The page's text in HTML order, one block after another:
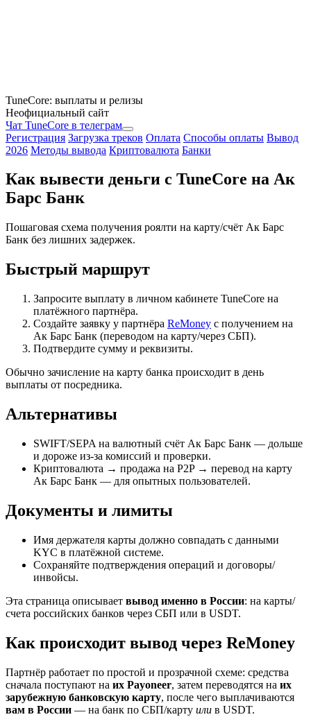
TuneCore: выплаты и релизы
Неофициальный сайт
Чат TuneCore в телеграм
Регистрация Загрузка треков Оплата Способы оплаты Вывод
2026 Методы вывода Криптовалюта Банки
Как вывести деньги с TuneCore на Ак
Барс Банк
Пошаговая схема получения роялти на карту/счёт Ак Барс
Банк без лишних задержек.
Быстрый маршрут
Запросите выплату в личном кабинете TuneCore на
платёжного партнёра.
Создайте заявку у партнёра ReMoney с получением на
Ак Барс Банк (переводом на карту/через СБП).
Подтвердите сумму и реквизиты.
Обычно зачисление на карту банка происходит в день
выплаты от посредника.
Альтернативы
SWIFT/SEPA на валютный счёт Ак Барс Банк — дольше
и дороже из‑за комиссий и проверки.
Криптовалюта → продажа на P2P → перевод на карту
Ак Барс Банк — для опытных пользователей.
Документы и лимиты
Имя держателя карты должно совпадать с данными
KYC в платёжной системе.
Сохраняйте подтверждения операций и договоры/
инвойсы.
Эта страница описывает вывод именно в России: на карты/
счета российских банков через СБП или в USDT.
Как происходит вывод через ReMoney
Партнёр работает по простой и прозрачной схеме: средства
сначала поступают на их Payoneer, затем переводятся на их
зарубежную банковскую карту, после чего выплачиваются
вам в России — на банк по СБП/карту или в USDT.